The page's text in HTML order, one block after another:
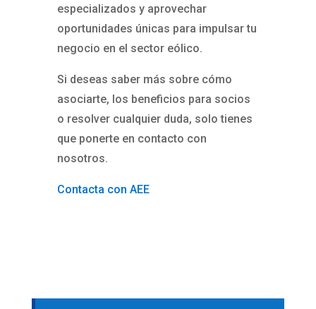
especializados y aprovechar
oportunidades únicas para impulsar tu
negocio en el sector eólico.
Si deseas saber más sobre cómo
asociarte, los beneficios para socios
o resolver cualquier duda, solo tienes
que ponerte en contacto con
nosotros.
Contacta con AEE